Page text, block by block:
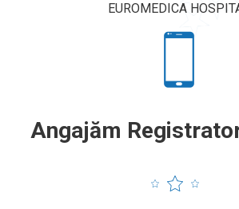
EUROMEDICA
Angajăm